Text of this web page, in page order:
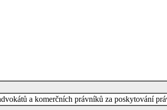
a komerčních právníků za poskytování